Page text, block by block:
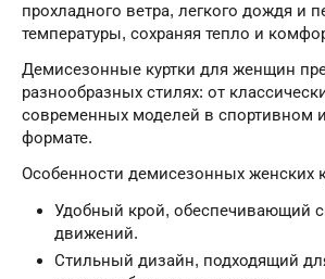
прохладного ветра, легкого дождя и
температуры, сохраняя тепло и
Демисезонные куртки для женщин
разнообразных стилях: от
современных моделей в спортивном
формате.
Особенности демисезонных женских
Удобный крой, обеспечивающий
движений.
Стильный дизайн, подходящий